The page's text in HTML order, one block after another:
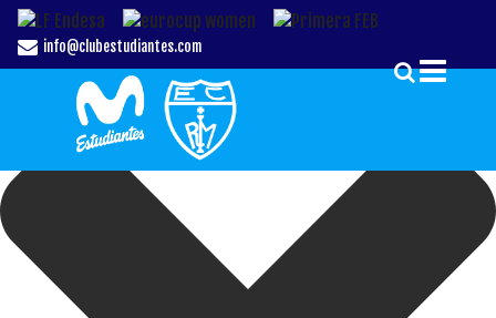
Gestionar el Consentimiento de las Cookies
info@clubestudiantes.com